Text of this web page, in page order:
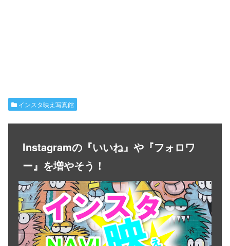
インスタ映え写真館
Instagramの『いいね』や『フォロワ
ー』を増やそう！